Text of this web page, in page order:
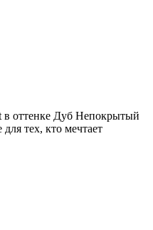
в оттенке Дуб Непокрытый
тех, кто мечтает